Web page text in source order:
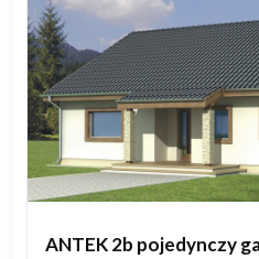
ANTEK 2b pojedynczy